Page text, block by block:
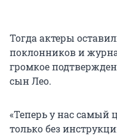
Тогда актеры
поклонников и
громкое
сын Лео.
«Теперь у нас самый
только без